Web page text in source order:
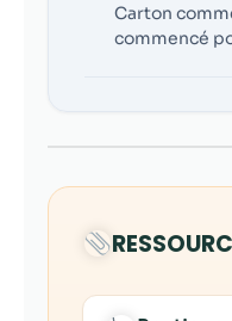
Carton
commencé